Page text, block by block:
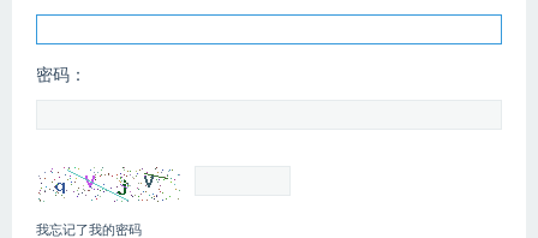
密码：
我忘记了我的密码